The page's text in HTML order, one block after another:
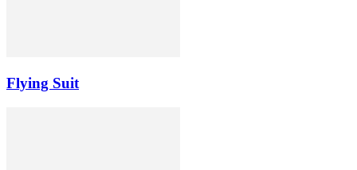
Flying Suit